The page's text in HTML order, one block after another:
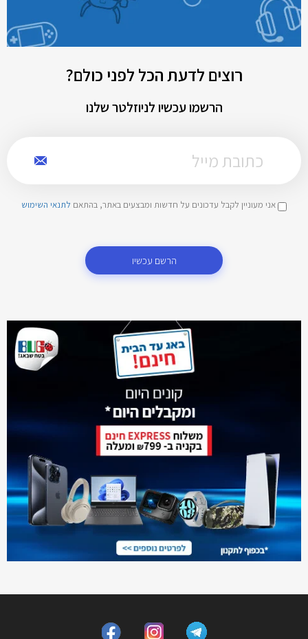
רוצים לדעת הכל לפני כולם?
הרשמו עכשיו לניוזלטר שלנו
אני מעוניין לקבל עדכונים על חדשות ומבצעים באתר, בהתאם לתנאי השימוש
הרשם עכשיו